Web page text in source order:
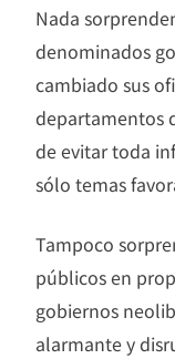
Nada
denominados
cambiado sus
departamentos
de evitar toda
sólo temas
Tampoco
públicos en
gobiernos
alarmante y